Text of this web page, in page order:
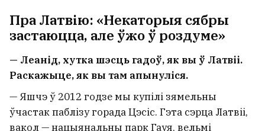
Пра Латвію: «Некаторыя сябры
застаюцца, але ўжо ў роздуме»
— Леанід, хутка шэсць гадоў, як вы ў Латвіі.
Раскажыце, як вы там апынуліся.
— Яшчэ ў 2012 годзе мы купілі зямельны
ўчастак паблізу горада Цэсіс. Гэта сэрца Латвіі,
вакол — нацыянальны парк Гауя, вельмі